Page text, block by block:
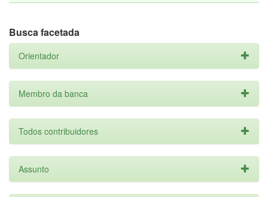
Busca facetada
Orientador
Membro da banca
Todos contribuidores
Assunto